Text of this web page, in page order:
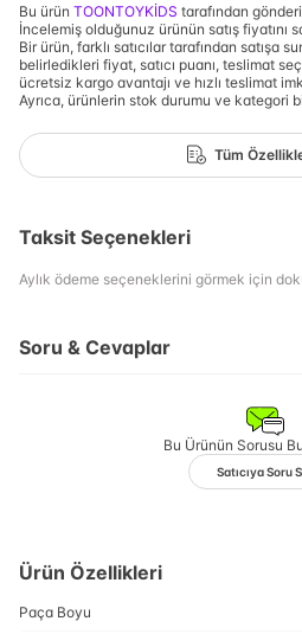
Bu ürün TOONTOYKİDS tarafından
İncelemiş olduğunuz ürünün satış fiyatını
Bir ürün, farklı satıcılar tarafından satışa
belirledikleri fiyat, satıcı puanı, teslimat
ücretsiz kargo avantajı ve hızlı teslimat
Ayrıca, ürünlerin stok durumu ve kategori
Tüm
Taksit Seçenekleri
Aylık ödeme seçeneklerini görmek için
Soru & Cevaplar
Bu Ürünün Sorusu
Satıcıya Soru
Ürün Özellikleri
Paça Boyu